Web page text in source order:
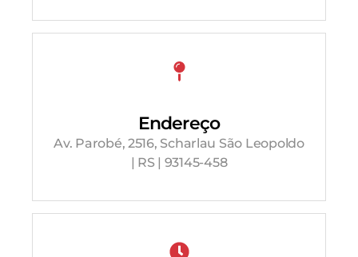
Endereço
Av. Parobé, 2516, Scharlau São Leopoldo
| RS | 93145-458